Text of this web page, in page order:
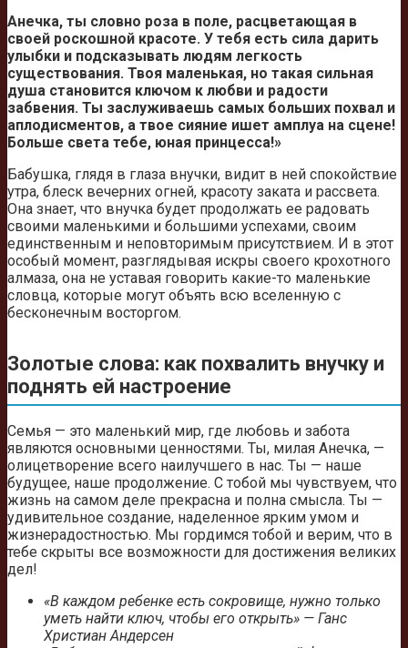
Анечка, ты словно роза в поле, расцветающая в
своей роскошной красоте. У тебя есть сила дарить
улыбки и подсказывать людям легкость
существования. Твоя маленькая, но такая сильная
душа становится ключом к любви и радости
забвения. Ты заслуживаешь самых больших похвал и
аплодисментов, а твое сияние ишет амплуа на сцене!
Больше света тебе, юная принцесса!»
Бабушка, глядя в глаза внучки, видит в ней спокойствие
утра, блеск вечерних огней, красоту заката и рассвета.
Она знает, что внучка будет продолжать ее радовать
своими маленькими и большими успехами, своим
единственным и неповторимым присутствием. И в этот
особый момент, разглядывая искры своего крохотного
алмаза, она не уставая говорить какие-то маленькие
словца, которые могут объять всю вселенную с
бесконечным восторгом.
Золотые слова: как похвалить внучку и
поднять ей настроение
Семья — это маленький мир, где любовь и забота
являются основными ценностями. Ты, милая Анечка, —
олицетворение всего наилучшего в нас. Ты — наше
будущее, наше продолжение. С тобой мы чувствуем, что
жизнь на самом деле прекрасна и полна смысла. Ты —
удивительное создание, наделенное ярким умом и
жизнерадостностью. Мы гордимся тобой и верим, что в
тебе скрыты все возможности для достижения великих
дел!
«В каждом ребенке есть сокровище, нужно только
уметь найти ключ, чтобы его открыть» — Ганс
Христиан Андерсен